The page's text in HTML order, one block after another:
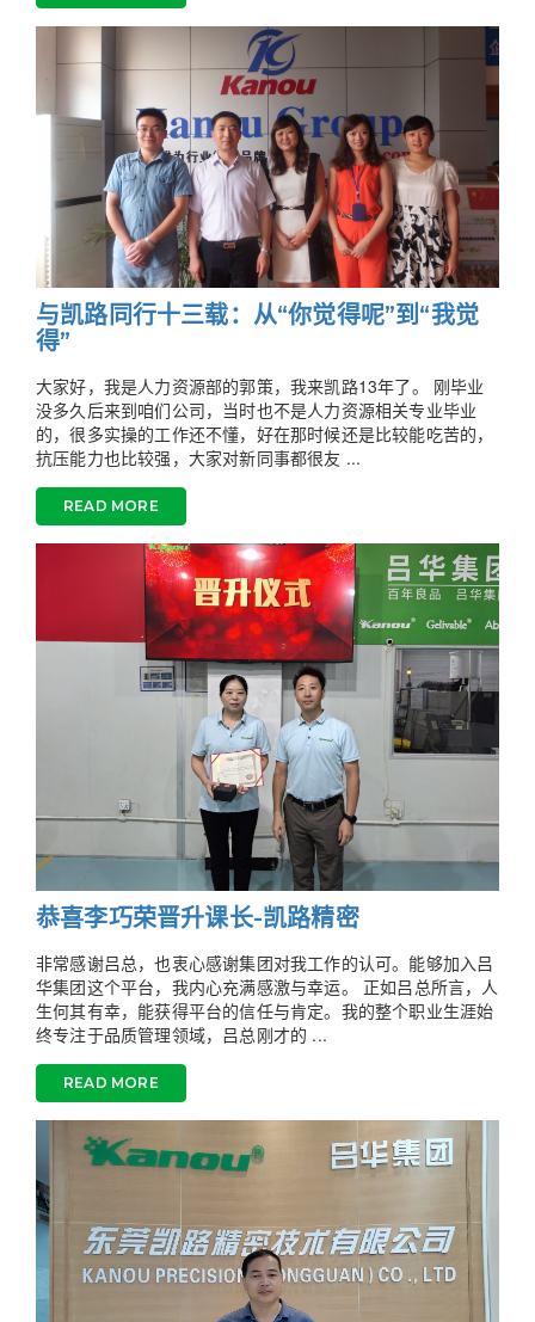
与凯路同行十三载：从“你觉得呢”到“我觉
得”
大家好，我是人力资源部的郭策，我来凯路13年了。 刚毕业
没多久后来到咱们公司，当时也不是人力资源相关专业毕业
的，很多实操的工作还不懂，好在那时候还是比较能吃苦的，
抗压能力也比较强，大家对新同事都很友 ...
READ MORE
恭喜李巧荣晋升课长-凯路精密
非常感谢吕总，也衷心感谢集团对我工作的认可。能够加入吕
华集团这个平台，我内心充满感激与幸运。 正如吕总所言，人
生何其有幸，能获得平台的信任与肯定。我的整个职业生涯始
终专注于品质管理领域，吕总刚才的 ...
READ MORE